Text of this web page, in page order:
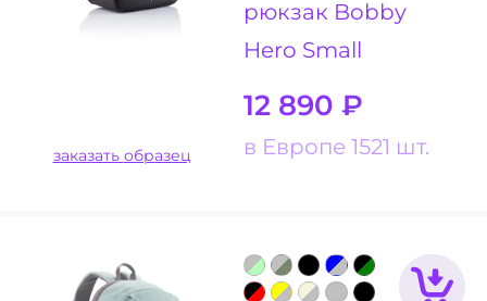
рюкзак Bobby
Hero Small
12 890 ₽
в Европе 1521 шт.
заказать образец